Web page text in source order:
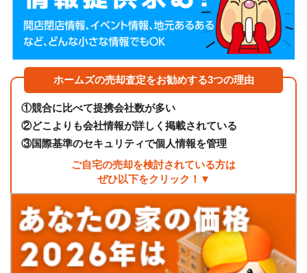
ホームズの売却査定をお勧めする3つの理由
①競合に比べて提携会社数が多い
②どこよりも会社情報が詳しく掲載されている
③国際基準のセキュリティで個人情報を管理
ご自宅の売却を検討されている方は
ぜひ以下をクリック！▼